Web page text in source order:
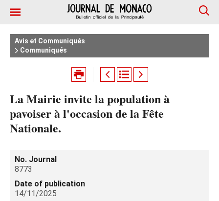
Avis et Communiqués
Communiqués
La Mairie invite la population à
pavoiser à l'occasion de la Fête
Nationale.
No. Journal
8773
Date of publication
14/11/2025